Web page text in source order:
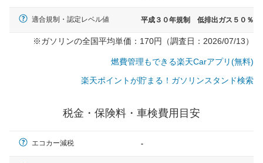
適合規制・認定レベル値 平成３０年規制 低排出ガス５０％
※ガソリンの全国平均単価：170円（調査日：2026/07/13）
燃費管理もできる楽天Carアプリ(無料)
楽天ポイントが貯まる！ガソリンスタンド検索
税金・保険料・車検費用目安
エコカー減税 -